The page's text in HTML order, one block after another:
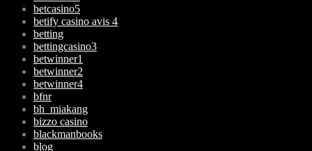
betcasino5
betify casino avis 4
betting
bettingcasino3
betwinner1
betwinner2
betwinner4
bfnr
bh_miakang
bizzo casino
blackmanbooks
blog